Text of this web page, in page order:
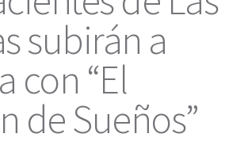
subirán a
con “El
de Sueños”